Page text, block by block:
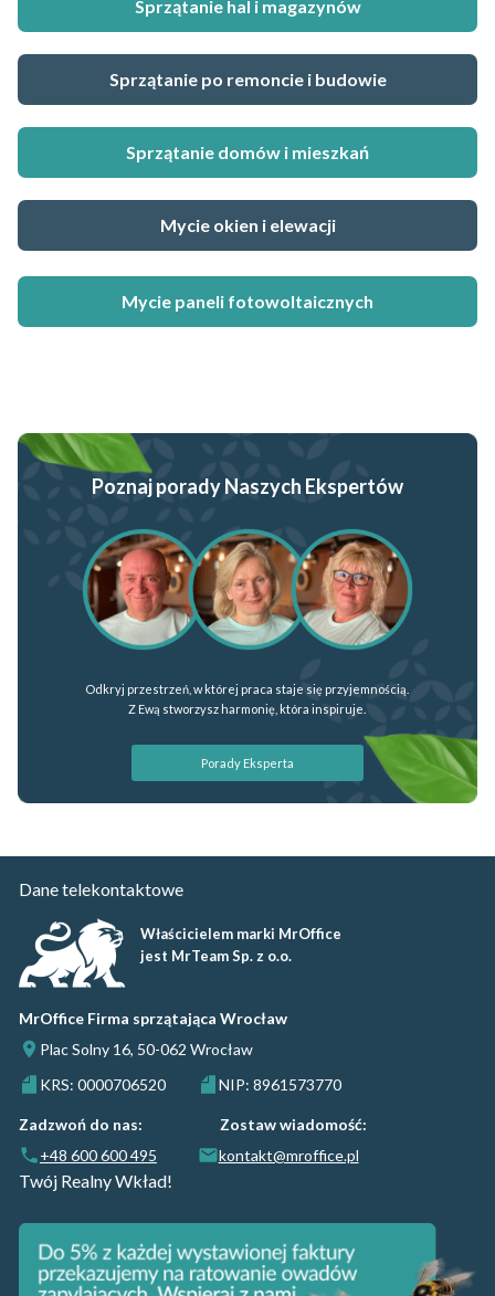
Sprzątanie hal i magazynów
Sprzątanie po remoncie i budowie
Sprzątanie domów i mieszkań
Mycie okien i elewacji
Mycie paneli fotowoltaicznych
Porady Eksperta
Odkryj przestrzeń, w której praca staje się przyjemnością.
Z Ewą stworzysz harmonię, która inspiruje.
Poznaj porady Naszych Ekspertów
Dane telekontaktowe
Właścicielem marki MrOffice
jest MrTeam Sp. z o.o.
MrOffice Firma sprzątająca Wrocław
Plac Solny 16, 50-062 Wrocław
KRS: 0000706520
NIP: 8961573770
Zadzwoń do nas:
Zostaw wiadomość:
+48 600 600 495
kontakt@mroffice.pl
Twój Realny Wkład!